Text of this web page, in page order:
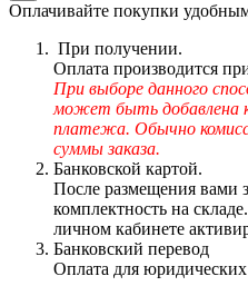
Оплачивайте покупки
При получении.
Оплата производится
При выборе данного
может быть добавлена
платежа. Обычно
суммы заказа.
Банковской картой.
После размещения вами
комплектность на
личном кабинете
Банковский перевод
Оплата для